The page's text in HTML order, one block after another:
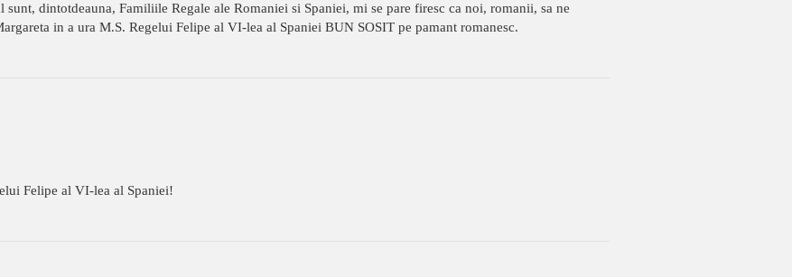
dintotdeauna, Familiile Regale ale Romaniei si Spaniei, mi se pare firesc ca noi, romanii, sa ne
in a ura M.S. Regelui Felipe al VI-lea al Spaniei BUN SOSIT pe pamant romanesc.
Felipe al VI-lea al Spaniei!